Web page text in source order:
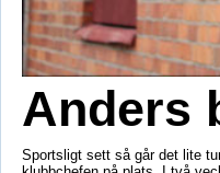
Anders
Sportsligt sett så går det lite